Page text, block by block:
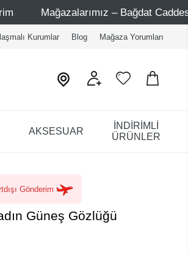
– Bağdat Caddesi 1 - Bağdat
Kurumlar Blog Mağaza Yorumları
AKSESUAR
İNDİRİMLİ
ÜRÜNLER
Gönderim
Güneş Gözlüğü